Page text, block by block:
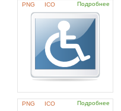
PNG ICO Подробнее
PNG ICO Подробнее